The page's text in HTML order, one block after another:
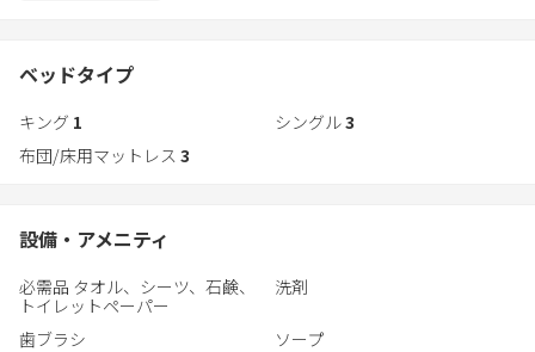
贅沢なひとときを楽しむ特別な場所。
古都ならではの趣深さと共に、心安らぐひと時をお過ごしくださ
ベッドタイプ
キング 1 シングル3
布団/床用マットレス 3
設備・アメニティ
必需品 タオル、シーツ、石鹸、
トイレットペーパー
洗剤
歯ブラシ
ソープ